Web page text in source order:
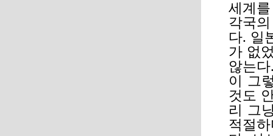
세계
각국
다. 일
가 없
않는
이 그
것도
리 그
적절